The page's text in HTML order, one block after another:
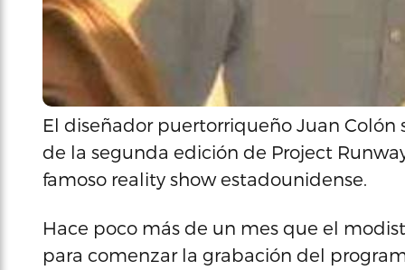
El diseñador puertorriqueño Juan
de la segunda edición de Project
famoso reality show estadounidense.
Hace poco más de un mes que el
para comenzar la grabación del